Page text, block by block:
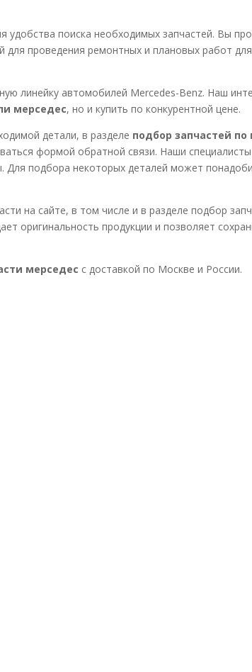
удобства поиска необходимых запчастей. Вы
проведения ремонтных и плановых работ
линейку автомобилей Mercedes-Benz. Наш
мерседес, но и купить по конкурентной цене.
детали, в разделе подбор запчастей
формой обратной связи. Наши
подбора некоторых деталей может
на сайте, в том числе и в разделе подбор
оригинальность продукции и позволяет
мерседес с доставкой по Москве и России.